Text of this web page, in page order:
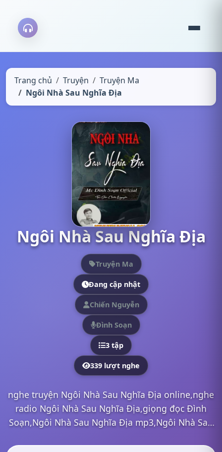
Trang chủ Truyện
Truyện Ma
Ngôi Nhà Sau Nghĩa Địa
Ngôi Nhà Sau Nghĩa Địa
Truyện Ma
Đang cập nhật
Chiến Nguyễn
Đình Soạn
3 tập
339 lượt nghe
nghe truyện Ngôi Nhà Sau Nghĩa Địa online,nghe
radio Ngôi Nhà Sau Nghĩa Địa,giọng đọc Đình
Soạn,Ngôi Nhà Sau Nghĩa Địa mp3,Ngôi Nhà Sau